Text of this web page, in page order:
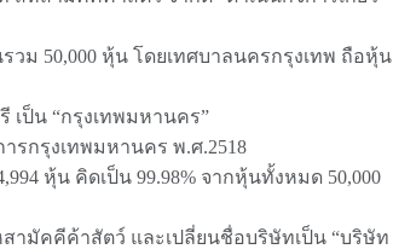
ม 50,000 หุ้น โดยเทศบาลนครกรุงเทพ ถือหุ้น
เป็น “กรุงเทพมหานคร”
รกรุงเทพมหานคร พ.ศ.2518
หุ้น คิดเป็น 99.98% จากหุ้นทั้งหมด 50,000
ามัคคีค้าสัตว์ และเปลี่ยนชื่อบริษัทเป็น “บริษัท